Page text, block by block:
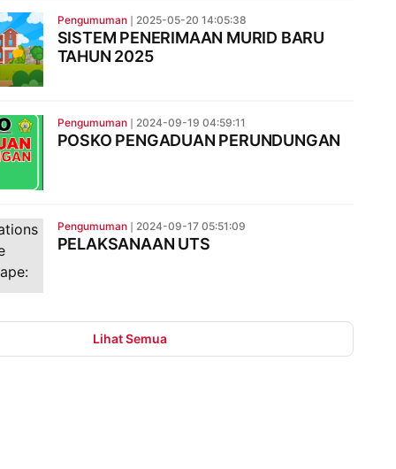
Pengumuman❘ 2025-05-20 14:05:38
SISTEM PENERIMAAN MURID BARU
TAHUN 2025
Pengumuman❘ 2024-09-19 04:59:11
POSKO PENGADUAN PERUNDUNGAN
Pengumuman❘ 2024-09-17 05:51:09
PELAKSANAAN UTS
Lihat Semua